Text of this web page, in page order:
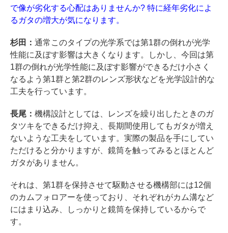
で像が劣化する心配はありませんか? 特に経年劣化によ
るガタの増大が気になります。
杉田： 通常このタイプの光学系では第1群の倒れが光学
性能に及ぼす影響は大きくなります。しかし、今回は第
1群の倒れが光学性能に及ぼす影響ができるだけ小さく
なるよう第1群と第2群のレンズ形状などを光学設計的な
工夫を行っています。
長尾： 機構設計としては、レンズを繰り出したときのガ
タツキをできるだけ抑え、長期間使用してもガタが増え
ないような工夫をしています。実際の製品を手にしてい
ただけると分かりますが、鏡筒を触ってみるとほとんど
ガタがありません。
それは、第1群を保持させて駆動させる機構部には12個
のカムフォロアーを使っており、それぞれがカム溝など
にはまり込み、しっかりと鏡筒を保持しているからで
す。